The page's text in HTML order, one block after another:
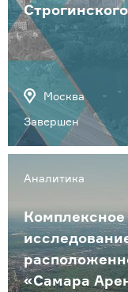
Москва
Завершен
Аналитика
Комплексное
«Самара